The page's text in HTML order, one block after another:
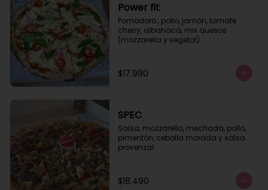
Power fit
Pomodoro , pollo, jamón, tomate
cherry, albahaca, mix quesos
(mozzarella y vegetal).
$17.990
SPEC
Salsa, mozzarella, mechada, pollo,
pimentón, cebolla morada y salsa
provenzal.
$18.490